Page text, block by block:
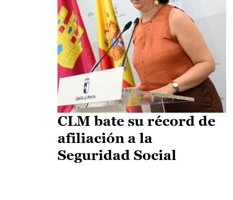
CLM bate su récord de
afiliación a la
Seguridad Social